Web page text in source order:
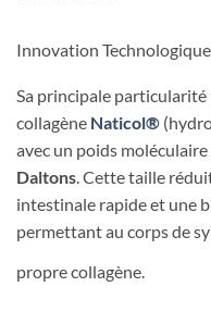
Innovation
Sa principale particularité
collagène Naticol®
avec un poids
Daltons. Cette taille
intestinale rapide et une
permettant au corps de
propre collagène.